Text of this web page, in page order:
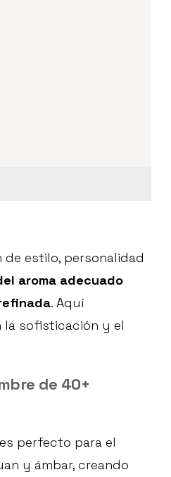
estilo, personalidad
aroma adecuado
. Aquí
la sofisticación y el
de 40+
es perfecto para el
y ámbar, creando